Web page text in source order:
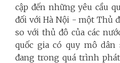
cập đến những yêu cầu
đối với Hà Nội - một Thủ
so với thủ đô của các
quốc gia có quy mô
đang trong quá trình